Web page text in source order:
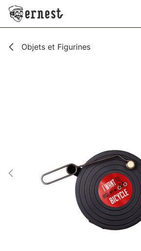
SE RENDRE AU CONTENU
Objets et Figurines